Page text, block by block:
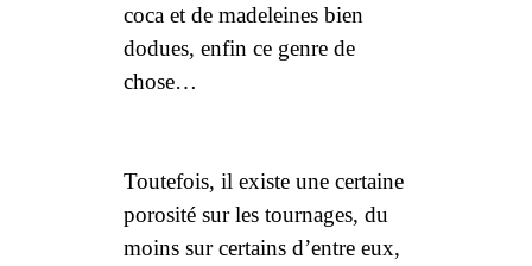
coca et de madeleines bien
dodues, enfin ce genre de
chose…
Toutefois, il existe une certaine
porosité sur les tournages, du
moins sur certains d’entre eux,